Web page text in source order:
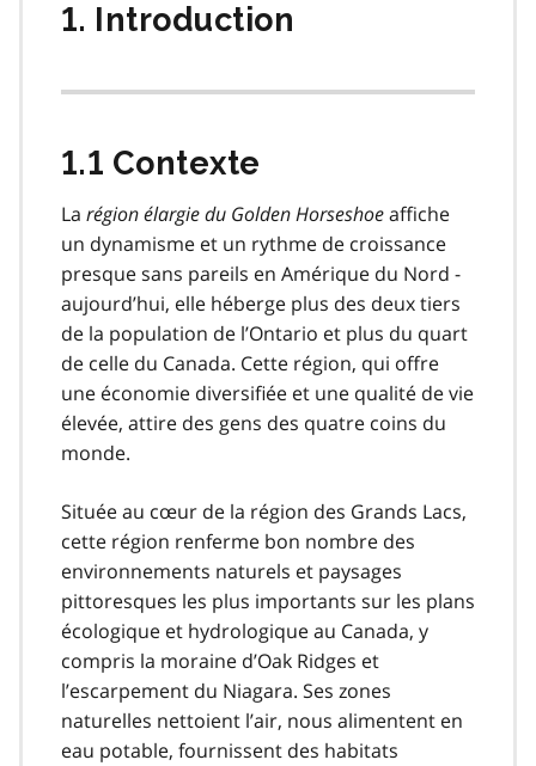
1. Introduction
1.1 Contexte
La région élargie du Golden Horseshoeaffiche
un dynamisme et un rythme de croissance
presque sans pareils en Amérique du Nord -
aujourd’hui, elle héberge plus des deux tiers
de la population de l’Ontario et plus du quart
de celle du Canada. Cette région, qui offre
une économie diversifiée et une qualité de vie
élevée, attire des gens des quatre coins du
monde.
Située au cœur de la région des Grands Lacs,
cette région renferme bon nombre des
environnements naturels et paysages
pittoresques les plus importants sur les plans
écologique et hydrologique au Canada, y
compris la moraine d’Oak Ridges et
l’escarpement du Niagara. Ses zones
naturelles nettoient l’air, nous alimentent en
eau potable, fournissent des habitats